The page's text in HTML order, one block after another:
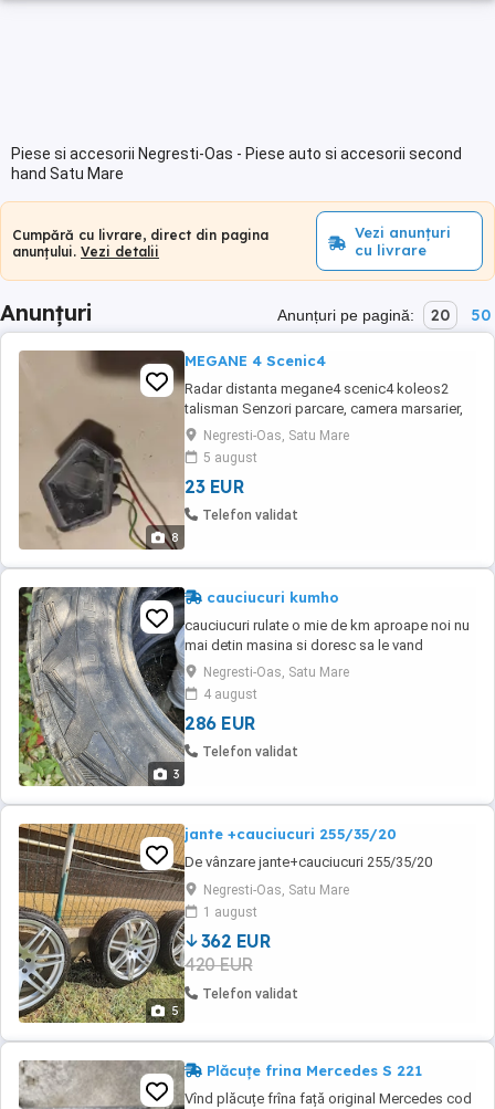
Piese si accesorii Negresti-Oas - Piese auto si accesorii second
hand Satu Mare
Cumpără cu livrare, direct din pagina
anunțului. Vezi detalii
Vezi anunțuri
cu livrare
Anunțuri Anunțuri pe pagină: 20 50
8
MEGANE 4 Scenic4
Radar distanta megane4 scenic4 koleos2
talisman Senzori parcare, camera marsarier,
oglinda, semnalizare oglinda sifer,lampa
numar, cheie, proiector ceata.
Negresti-Oas, Satu Mare
5 august
23 EUR
Telefon validat
3
cauciucuri kumho
cauciucuri rulate o mie de km aproape noi nu
mai detin masina si doresc sa le vand
Negresti-Oas, Satu Mare
4 august
286 EUR
Telefon validat
5
jante +cauciucuri 255/35/20
De vânzare jante+cauciucuri 255/35/20
Negresti-Oas, Satu Mare
1 august
362 EUR
420 EUR
Telefon validat
Plăcuțe frina Mercedes S 221
Vînd plăcuțe frîna față original Mercedes cod